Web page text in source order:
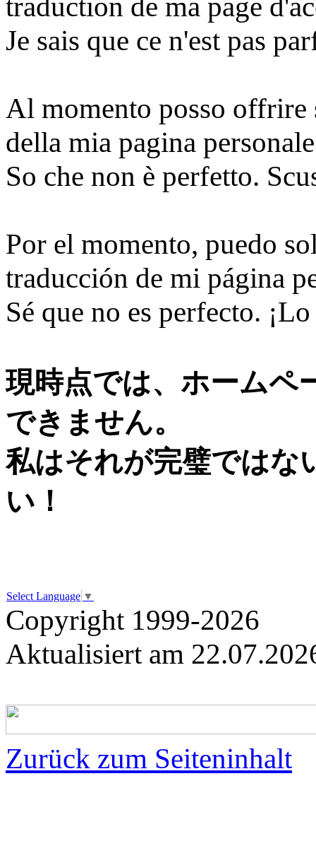
traduction de ma page
Je sais que ce n'est pas
Al momento posso offrire
della mia pagina
So che non è perfetto.
Por el momento, puedo
traducción de mi página
Sé que no es perfecto.
現時点では、ホームペ
できません。
私はそれが完璧ではな
い！
Select Language ▼
Copyright 1999-2026
Aktualisiert am
Zurück zum Seiteninhalt